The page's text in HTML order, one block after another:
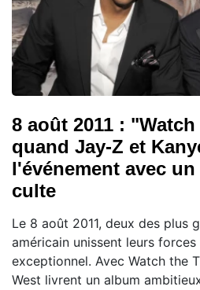
8 août 2011 :
quand Jay-Z et
l'événement avec
culte
Le 8 août 2011, deux des plus
américain unissent leurs
exceptionnel. Avec Watch the
West livrent un album